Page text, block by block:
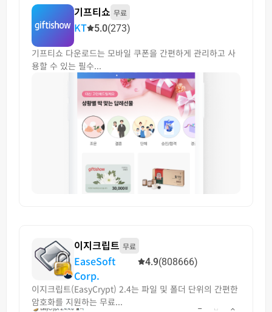
기프티쇼 무료
KT 5.0(273)
기프티쇼 다운로드는 모바일 쿠폰을 간편하게 관리하고 사
용할 수 있는 필수...
이지크립트 무료
EaseSoft
Corp.
4.9(808666)
이지크립트(EasyCrypt) 2.4는 파일 및 폴더 단위의 간편한
암호화를 지원하는 무료...